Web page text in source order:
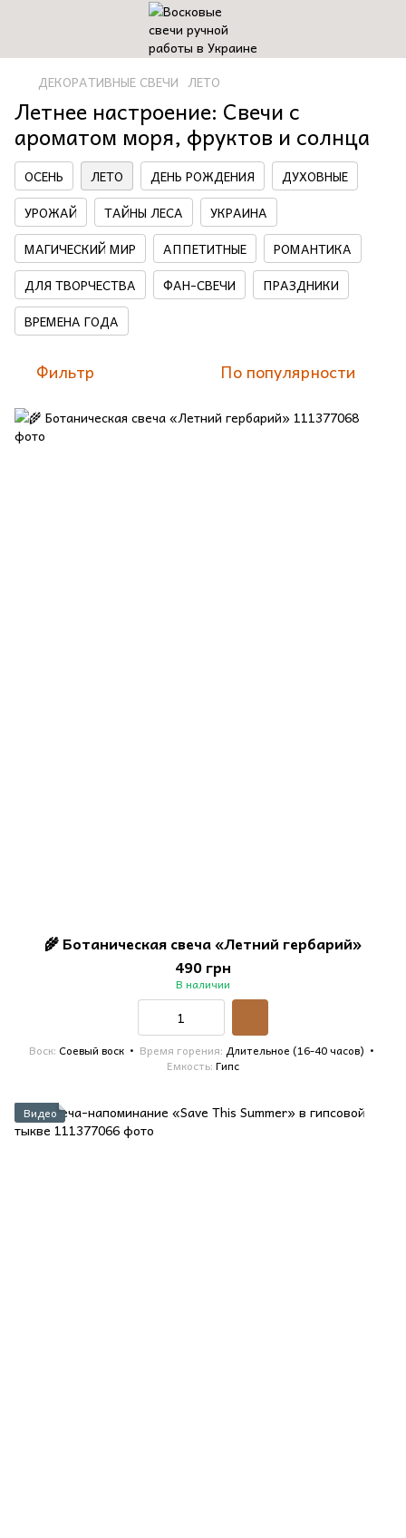
ДЕКОРАТИВНЫЕ СВЕЧИ ЛЕТО
Летнее настроение: Свечи с
ароматом моря, фруктов и солнца
ОСЕНЬ ЛЕТО ДЕНЬ РОЖДЕНИЯ
ДУХОВНЫЕ
УРОЖАЙ
ТАЙНЫ ЛЕСА
УКРАИНА
МАГИЧЕСКИЙ МИР
АППЕТИТНЫЕ
РОМАНТИКА
ДЛЯ ТВОРЧЕСТВА
ФАН-СВЕЧИ
ПРАЗДНИКИ
ВРЕМЕНА ГОДА
Фильтр По популярности
🌾 Ботаническая свеча «Летний гербарий»
490 грн
В наличии
Воск Соевый воск Время горения Длительное (16-40 часов)
Емкость Гипс
Видео